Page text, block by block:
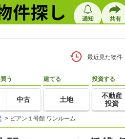
最近見た物件
う
中古
建てる
土地
投資する
不動産
投資
> ビアン１号館 ワンルーム